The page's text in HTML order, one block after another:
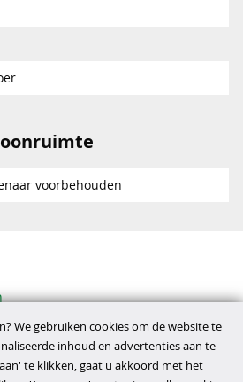
voorbehouden
We gebruiken cookies om de website te
inhoud en advertenties aan te
te klikken, gaat u akkoord met het